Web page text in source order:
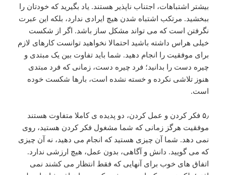
بیشتر اشتباهات، اجتناب ناپذیر هستند. یاد بگیرید که خودتان را
ببخشید. مرتکب اشتباه شدن هیچ ایرادی ندارد، بلکه این عبرت
نگرفتن است که می تواند مشکل ساز باشد. اگر از شکست
خیلی هراس داشته باشید احتمالا نخواهید توانست کارهای لازم
برای موفقیت را انجام دهید. شما باید تفاوت بین یک مبتدی و
چیره دست را بدانید؛ فرد چیره دست، زمانی که فرد مبتدی
هنوز تلاشی نکرده و خسته نشده است، بارها شکست خوده
است.
۵٫ فکر کردن و عمل کردن، دو پدیده ی کاملا متفاوت هستند
موفقیت هرگز زمانی که شما مشغول فکر کردن هستید، روی
نمی دهد. شما آن چیزی هستید که انجام می دهید، نه آن چیزی
که می گویید. دانش و آگاهی، بدون عمل، هیچ ارزشی ندارد.
اتفاق های خوب برای آنهایی که فقط انتظار می کشند نمی